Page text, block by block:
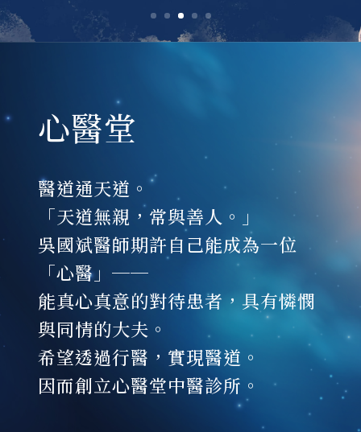
心醫堂
醫道通天道。
「天道無親，常與善人。」
吳國斌醫師期許自己能成為一位
「心醫」──
能真心真意的對待患者，具有憐憫
與同情的大夫。
希望透過行醫，實現醫道。
因而創立心醫堂中醫診所。